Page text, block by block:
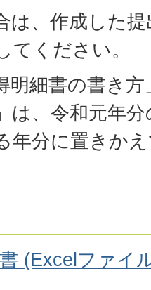
は、作成した
てください。
明細書の書き
は、令和元年
年分に置きか
(Excelファイ